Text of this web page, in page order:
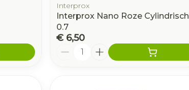
Interprox
Interprox Nano Roze Cylindrisch
0.7
€ 6,50
Aantal